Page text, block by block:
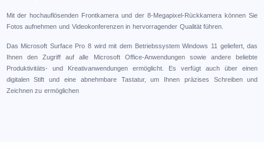
Mit der hochauflösenden Frontkamera und der 8-Megapixel-Rückkamera können Sie
Fotos aufnehmen und Videokonferenzen in hervorragender Qualität führen.
Das Microsoft Surface Pro 8 wird mit dem Betriebssystem Windows 11 geliefert, das
Ihnen den Zugriff auf alle Microsoft Office-Anwendungen sowie andere beliebte
Produktivitäts- und Kreativanwendungen ermöglicht. Es verfügt auch über einen
digitalen Stift und eine abnehmbare Tastatur, um Ihnen präzises Schreiben und
Zeichnen zu ermöglichen